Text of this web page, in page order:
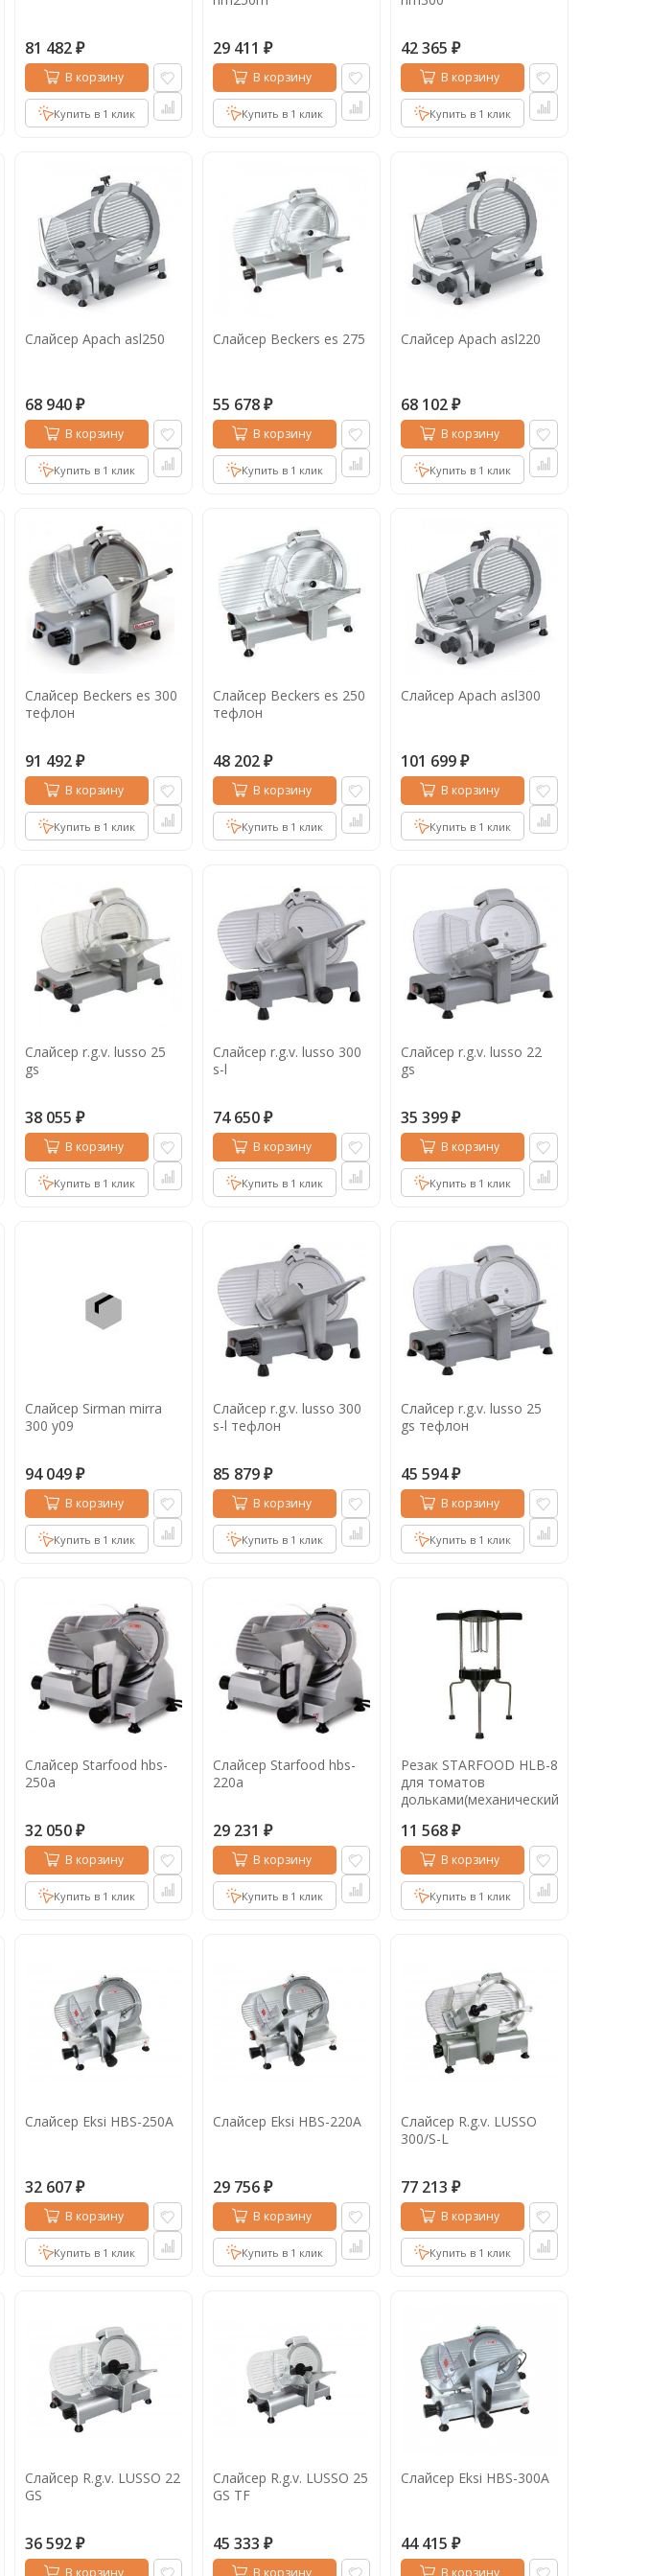
81 482 ₽
В корзину
Купить в 1 клик
29 411 ₽
В корзину
Купить в 1 клик
42 365 ₽
В корзину
Купить в 1 клик
Слайсер Apach asl250
68 940 ₽
В корзину
Купить в 1 клик
Слайсер Beckers es 275
55 678 ₽
В корзину
Купить в 1 клик
Слайсер Apach asl220
68 102 ₽
В корзину
Купить в 1 клик
Слайсер Beckers es 300
тефлон
91 492 ₽
В корзину
Купить в 1 клик
Слайсер Beckers es 250
тефлон
48 202 ₽
В корзину
Купить в 1 клик
Слайсер Apach asl300
101 699 ₽
В корзину
Купить в 1 клик
Слайсер r.g.v. lusso 25
gs
38 055 ₽
В корзину
Купить в 1 клик
Слайсер r.g.v. lusso 300
s-l
74 650 ₽
В корзину
Купить в 1 клик
Слайсер r.g.v. lusso 22
gs
35 399 ₽
В корзину
Купить в 1 клик
Слайсер Sirman mirra
300 y09
94 049 ₽
В корзину
Купить в 1 клик
Слайсер r.g.v. lusso 300
s-l тефлон
85 879 ₽
В корзину
Купить в 1 клик
Слайсер r.g.v. lusso 25
gs тефлон
45 594 ₽
В корзину
Купить в 1 клик
Слайсер Starfood hbs-
250a
32 050 ₽
В корзину
Купить в 1 клик
Слайсер Starfood hbs-
220a
29 231 ₽
В корзину
Купить в 1 клик
Резак STARFOOD HLB-8
для томатов
дольками(механический)
11 568 ₽
В корзину
Купить в 1 клик
Слайсер Eksi HBS-250A
32 607 ₽
В корзину
Купить в 1 клик
Слайсер Eksi HBS-220A
29 756 ₽
В корзину
Купить в 1 клик
Слайсер R.g.v. LUSSO
300/S-L
77 213 ₽
В корзину
Купить в 1 клик
Слайсер R.g.v. LUSSO 22
GS
36 592 ₽
В корзину
Слайсер R.g.v. LUSSO 25
GS TF
45 333 ₽
В корзину
Слайсер Eksi HBS-300A
44 415 ₽
В корзину